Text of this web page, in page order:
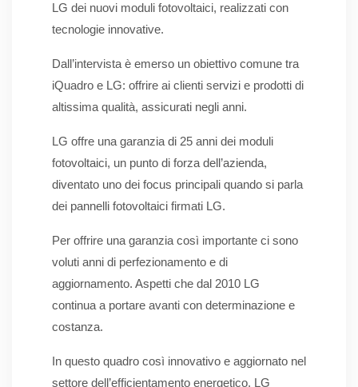
LG dei nuovi moduli fotovoltaici, realizzati con
tecnologie innovative.
Dall’intervista è emerso un obiettivo comune tra
iQuadro e LG: offrire ai clienti servizi e prodotti di
altissima qualità, assicurati negli anni.
LG offre una garanzia di 25 anni dei moduli
fotovoltaici, un punto di forza dell’azienda,
diventato uno dei focus principali quando si parla
dei pannelli fotovoltaici firmati LG.
Per offrire una garanzia così importante ci sono
voluti anni di perfezionamento e di
aggiornamento. Aspetti che dal 2010 LG
continua a portare avanti con determinazione e
costanza.
In questo quadro così innovativo e aggiornato nel
settore dell’efficientamento energetico, LG